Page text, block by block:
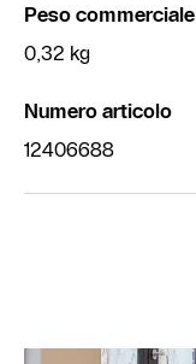
Peso commerciale
0,32 kg
Numero articolo
12406688